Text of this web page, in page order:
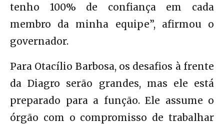
tenho 100% de confiança em cada
membro da minha equipe”, afirmou o
governador.
Para Otacílio Barbosa, os desafios à frente
da Diagro serão grandes, mas ele está
preparado para a função. Ele assume o
órgão com o compromisso de trabalhar